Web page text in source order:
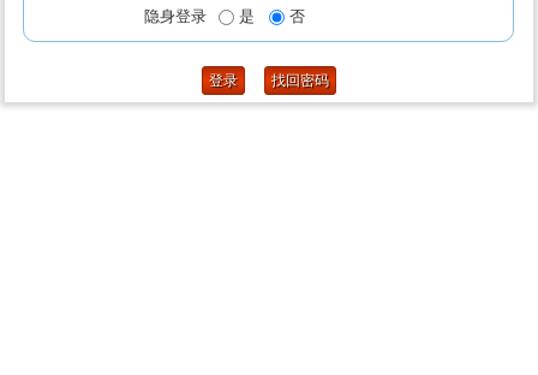
隐身登录 是 否